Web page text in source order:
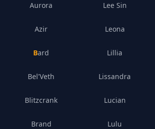
Aurora
Azir
Bard
Bel'Veth
Blitzcrank
Brand
Lee Sin
Leona
Lillia
Lissandra
Lucian
Lulu